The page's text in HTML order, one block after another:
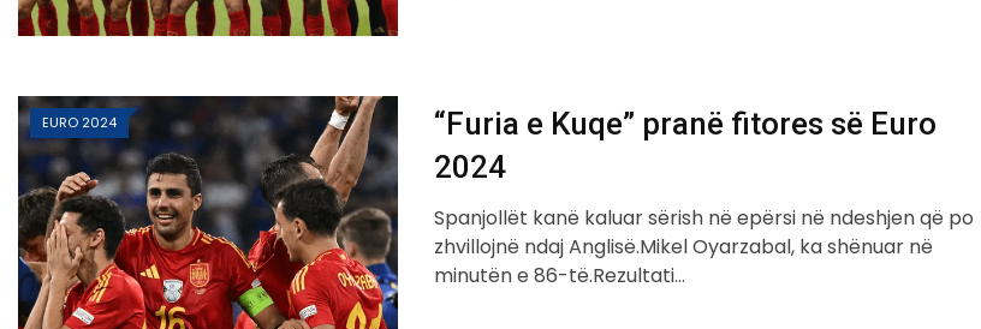
EURO 2024
“Furia e Kuqe” pranë fitores së Euro
2024
Spanjollët kanë kaluar sërish në epërsi në ndeshjen që po
zhvillojnë ndaj Anglisë.Mikel Oyarzabal, ka shënuar në
minutën e 86-të.Rezultati…